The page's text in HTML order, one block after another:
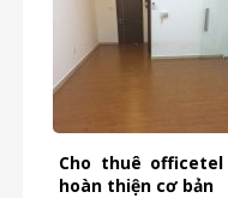
Cho thuê
hoàn thiện cơ bản